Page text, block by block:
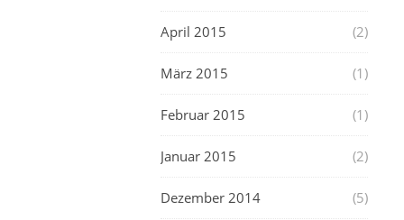
April 2015 (2)
März 2015 (1)
Februar 2015 (1)
Januar 2015 (2)
Dezember 2014 (5)